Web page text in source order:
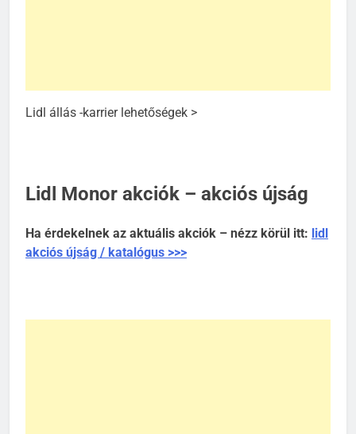
Lidl állás -karrier lehetőségek >
Lidl Monor akciók – akciós újság
Ha érdekelnek az aktuális akciók – nézz körül itt: lidl
akciós újság / katalógus >>>